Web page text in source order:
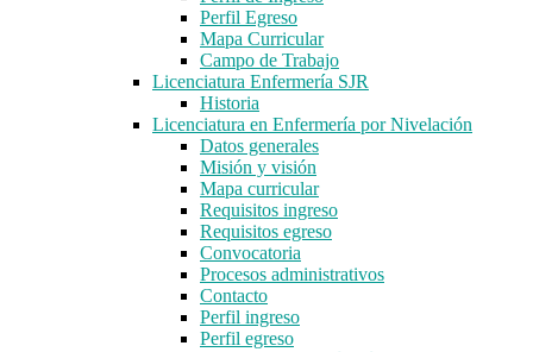
Perfil Egreso
Mapa Curricular
Campo de Trabajo
Licenciatura Enfermería SJR
Historia
Licenciatura en Enfermería por Nivelación
Datos generales
Misión y visión
Mapa curricular
Requisitos ingreso
Requisitos egreso
Convocatoria
Procesos administrativos
Contacto
Perfil ingreso
Perfil egreso